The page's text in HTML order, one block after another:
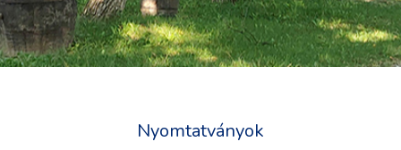
Nyomtatványok